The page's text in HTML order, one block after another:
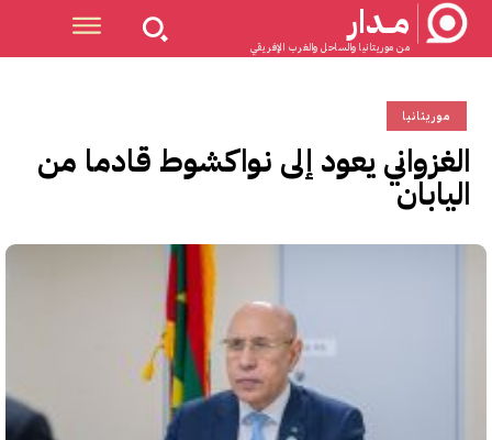
مــدار
من موريتانيا والساحل والغرب الإفريقي
موريتانيا
الغزواني يعود إلى نواكشوط قادما من
اليابان